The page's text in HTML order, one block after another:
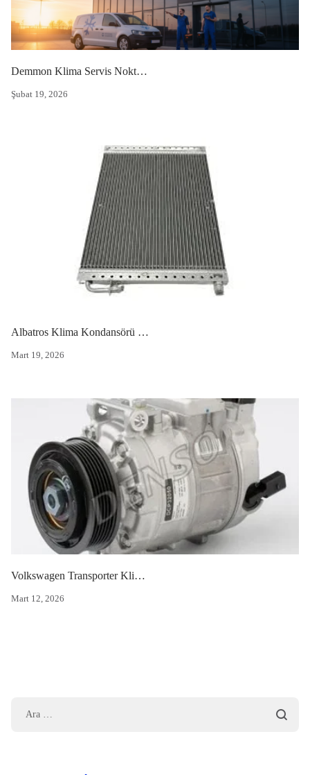
Şubat 19, 2026
Demmon Klima Servis Noktası: Yetkili Servis Hizmetleri ve Teknik Destek
Mart 19, 2026
Albatros Klima Kondansörü (Peteği)
Mart 12, 2026
Volkswagen Transporter Klima Kompresörü